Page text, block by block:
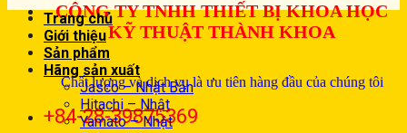
CÔNG TY TNHH THIẾT BỊ KHOA HỌC
KỸ THUẬT THÀNH KHOA
Chất lượng và dịch vụ là ưu tiên hàng đầu của chúng tôi
+84-28-39875369
Trang chủ
Giới thiệu
Sản phẩm
Hãng sản xuất
Jasco – Nhật Bản
Hitachi – Nhật
Yamato – Nhật